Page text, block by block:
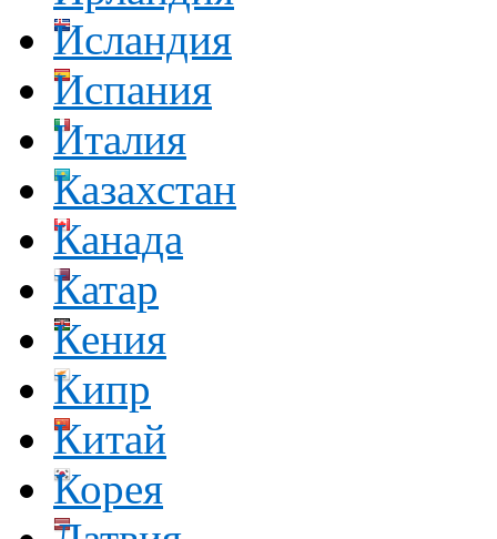
Исландия
Испания
Италия
Казахстан
Канада
Катар
Кения
Кипр
Китай
Корея